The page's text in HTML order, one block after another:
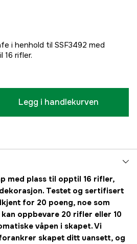
i henhold til SSF3492 med
16 rifler.
Legg i handlekurven
med plass til opptil 16 rifler,
Testet og sertifisert
for 20 poeng, noe som
oppbevare 20 rifler eller 10
våpen i skapet. Vi
skapet ditt uansett, og